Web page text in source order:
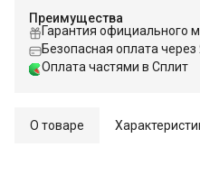
Преимущества
Гарантия официального
Безопасная оплата через
Оплата частями в Сплит
О товаре